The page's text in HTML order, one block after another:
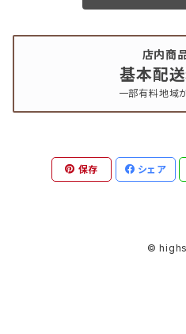
店内商
基本配
一部有料地域
保存 シェア
©